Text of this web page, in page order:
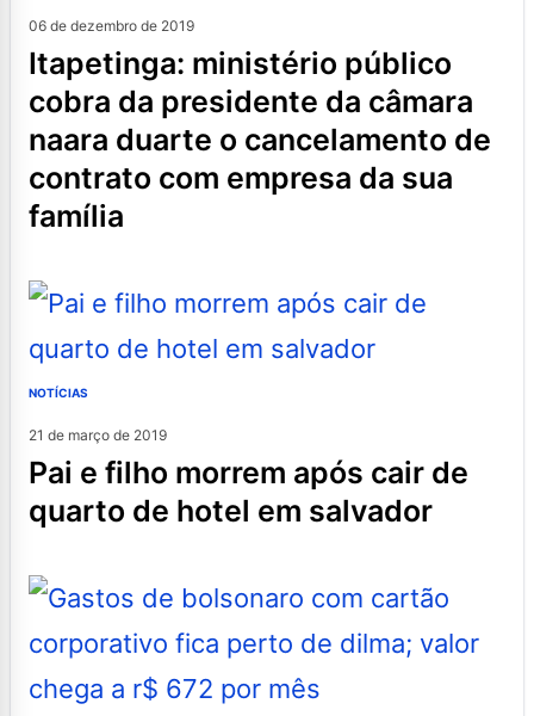
06 de dezembro de 2019
itapetinga: ministério público
cobra da presidente da câmara
naara duarte o cancelamento de
contrato com empresa da sua
família
NOTÍCIAS
21 de março de 2019
pai e filho morrem após cair de
quarto de hotel em salvador